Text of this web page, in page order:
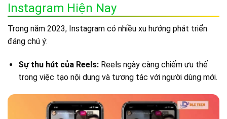
Instagram Hiện Nay
Trong năm 2023, Instagram có nhiều xu hướng phát triển
đáng chú ý:
Sự thu hút của Reels:Reels ngày càng chiếm ưu thế
trong việc tạo nội dung và tương tác với người dùng mới.